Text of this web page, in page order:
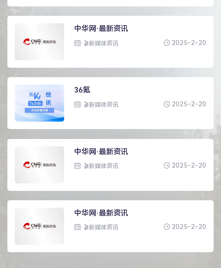
中华网·最新资讯
🎬新媒体资讯 2025-2-20
36氪
🎬新媒体资讯 2025-2-20
中华网·最新资讯
🎬新媒体资讯 2025-2-20
中华网·最新资讯
🎬新媒体资讯 2025-2-20